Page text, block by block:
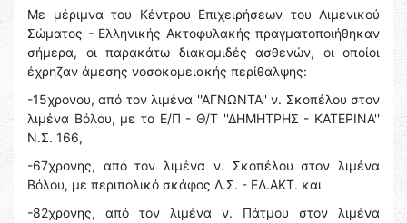
Με μέριμνα του Κέντρου Επιχειρήσεων του Λιμενικού
Σώματος - Ελληνικής Ακτοφυλακής πραγματοποιήθηκαν
σήμερα, οι παρακάτω διακομιδές ασθενών, οι οποίοι
έχρηζαν άμεσης νοσοκομειακής περίθαλψης:
-15χρονου, από τον λιμένα ''ΑΓΝΩΝΤΑ'' ν. Σκοπέλου στον
λιμένα Βόλου, με το Ε/Π - Θ/Τ ''ΔΗΜΗΤΡΗΣ - ΚΑΤΕΡΙΝΑ''
Ν.Σ. 166,
-67χρονης, από τον λιμένα ν. Σκοπέλου στον λιμένα
Βόλου, με περιπολικό σκάφος Λ.Σ. - ΕΛ.ΑΚΤ. και
-82χρονης, από τον λιμένα ν. Πάτμου στον λιμένα